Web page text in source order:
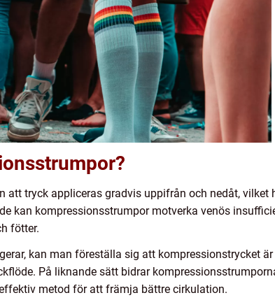
att tryck appliceras gradvis uppifrån och nedåt,
kan kompressionsstrumpor motverka venös
fötter.
kan man föreställa sig att kompressionstrycket
På liknande sätt bidrar
metod för att främja bättre cirkulation.